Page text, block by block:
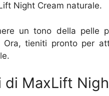
Night Cream naturale.
un tono della pelle
tieniti pronto per
MaxLift